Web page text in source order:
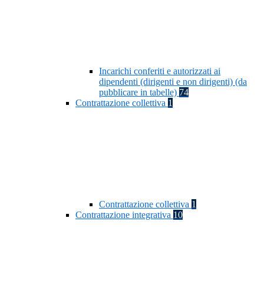
Incarichi conferiti e autorizzati ai
dipendenti (dirigenti e non dirigenti) (da
pubblicare in tabelle) 74
Contrattazione collettiva 1
Contrattazione collettiva 1
Contrattazione integrativa 10